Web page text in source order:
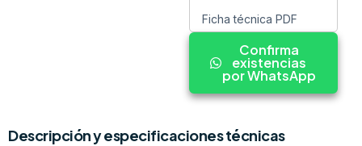
Ficha técnica PDF
Confirma
existencias
por WhatsApp
Descripción y especificaciones técnicas